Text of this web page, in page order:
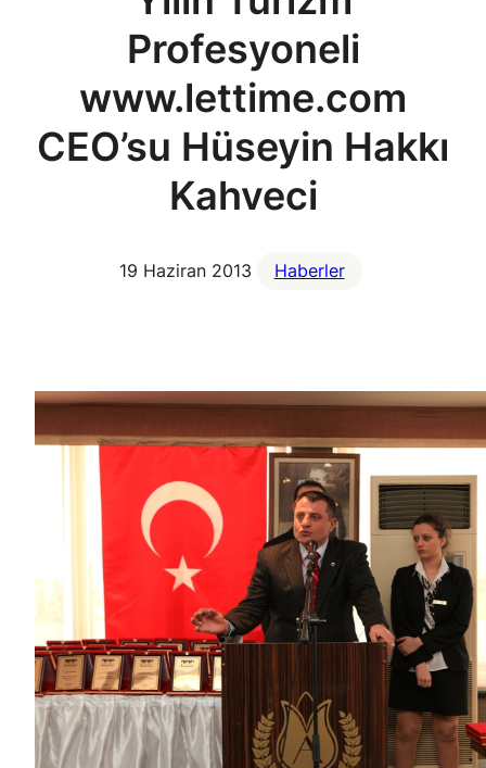
Profesyoneli
www.lettime.com
CEO’su Hüseyin Hakkı
Kahveci
19 Haziran 2013 Haberler